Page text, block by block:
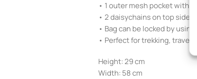
• 1 outer mesh pocket with
• 2 daisychains on top side
• Bag can be locked by
• Perfect for trekking, travel,
Height: 29 cm
Width: 58 cm